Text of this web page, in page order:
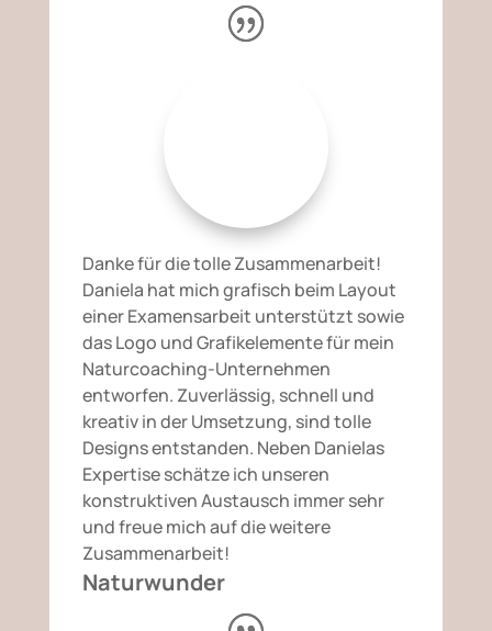
Danke für die tolle Zusammenarbeit!
Daniela hat mich grafisch beim Layout
einer Examensarbeit unterstützt sowie
das Logo und Grafikelemente für mein
Naturcoaching-Unternehmen
entworfen. Zuverlässig, schnell und
kreativ in der Umsetzung, sind tolle
Designs entstanden. Neben Danielas
Expertise schätze ich unseren
konstruktiven Austausch immer sehr
und freue mich auf die weitere
Zusammenarbeit!
Naturwunder